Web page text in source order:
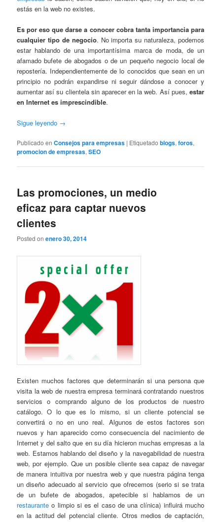
estás en la web no existes.
Es por eso que darse a conocer cobra tanta importancia para
cualquier tipo de negocio. No importa su naturaleza, podemos
estar hablando de una importantísima marca de moda, de un
afamado bufete de abogados o de un pequeño negocio local de
repostería. Independientemente de lo conocidos que sean en un
principio no podrán expandirse ni seguir dándose a conocer y
aumentar así su clientela sin aparecer en la web. Así pues, estar
en Internet es imprescindible.
Sigue leyendo →
Publicado en Consejos para empresas | Etiquetado blogs,foros,
promocion de empresas,SEO
Las promociones, un medio
eficaz para captar nuevos
clientes
Posted onenero 30, 2014
Existen muchos factores que determinarán si una persona que
visita la web de nuestra empresa terminará contratando nuestros
servicios o comprando alguno de los productos de nuestro
catálogo. O lo que es lo mismo, si un cliente potencial se
convertirá o no en uno real. Algunos de estos factores son
nuevos y han aparecido como consecuencia del nacimiento de
Internet y del salto que en su día hicieron muchas empresas a la
web. Estamos hablando del diseño y la navegabilidad de nuestra
web, por ejemplo. Que un posible cliente sea capaz de navegar
de manera intuitiva por nuestra web y que nuestra página tenga
un diseño adecuado al servicio que ofrecemos (serio si se trata
de un bufete de abogados, apetecible si hablamos de un
restaurante o limpio si es el caso de una clínica) influirá mucho
en la actitud del potencial cliente. Otros medios de captación,